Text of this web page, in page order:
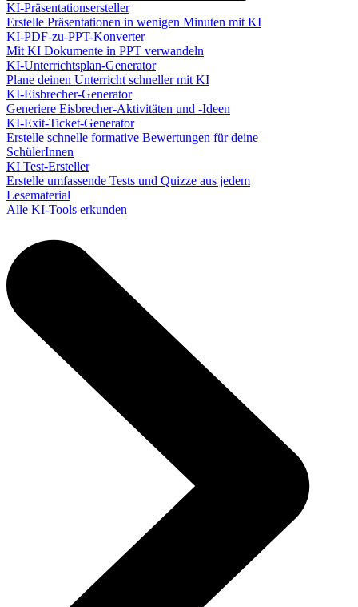
KI-Präsentationsersteller
Erstelle Präsentationen in wenigen Minuten mit KI
KI-PDF-zu-PPT-Konverter
Mit KI Dokumente in PPT verwandeln
KI-Unterrichtsplan-Generator
Plane deinen Unterricht schneller mit KI
KI-Eisbrecher-Generator
Generiere Eisbrecher-Aktivitäten und -Ideen
KI-Exit-Ticket-Generator
Erstelle schnelle formative Bewertungen für deine
SchülerInnen
KI Test-Ersteller
Erstelle umfassende Tests und Quizze aus jedem
Lesematerial
Alle KI-Tools erkunden